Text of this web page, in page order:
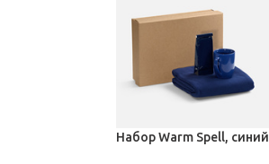
Набор Warm Spell, синий